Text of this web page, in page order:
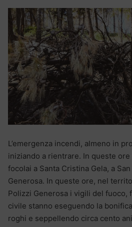
L’emergenza incendi, almeno in
iniziando a rientrare. In queste
focolai a Santa Cristina Gela, a
Generosa. In queste ore, nel
Polizzi Generosa i vigili del fuoco,
civile stanno eseguendo la
roghi e seppellendo circa cento